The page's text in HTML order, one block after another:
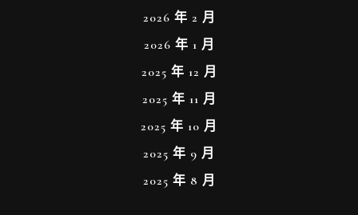
2026 年 2 月
2026 年 1 月
2025 年 12 月
2025 年 11 月
2025 年 10 月
2025 年 9 月
2025 年 8 月